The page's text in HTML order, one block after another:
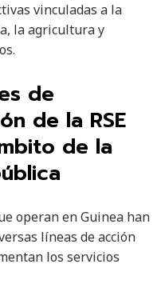
vinculadas a la
la agricultura y
de
de la RSE
de la
operan en Guinea han
líneas de acción
los servicios